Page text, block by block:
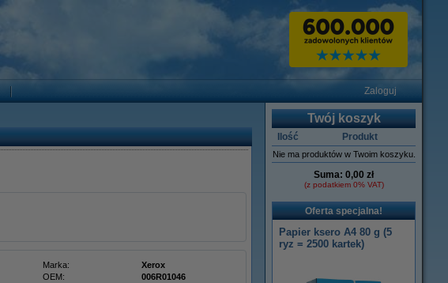
Zaloguj
Marka:
Xerox
OEM:
006R01046
Twój koszyk
Ilość Produkt
Nie ma produktów w Twoim koszyku.
Suma: 0,00 zł
(z podatkiem 0% VAT)
Oferta specjalna!
Papier ksero A4 80 g (5
ryz = 2500 kartek)